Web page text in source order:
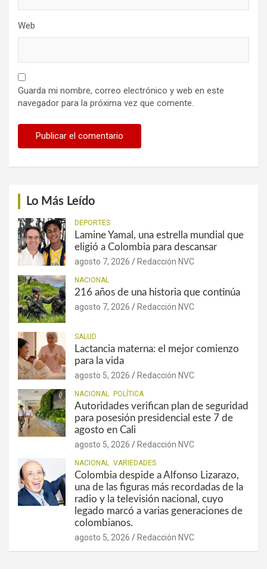
Web
Guarda mi nombre, correo electrónico y web en este
navegador para la próxima vez que comente.
Lo Más Leído
DEPORTES
Lamine Yamal, una estrella mundial que
eligió a Colombia para descansar
agosto 7, 2026 Redacción NVC
NACIONAL
216 años de una historia que continúa
agosto 7, 2026 Redacción NVC
SALUD
Lactancia materna: el mejor comienzo
para la vida
agosto 5, 2026 Redacción NVC
NACIONAL POLÍTICA
Autoridades verifican plan de seguridad
para posesión presidencial este 7 de
agosto en Cali
agosto 5, 2026 Redacción NVC
NACIONAL VARIEDADES
Colombia despide a Alfonso Lizarazo,
una de las figuras más recordadas de la
radio y la televisión nacional, cuyo
legado marcó a varias generaciones de
colombianos.
agosto 5, 2026 Redacción NVC